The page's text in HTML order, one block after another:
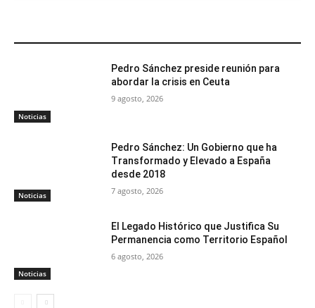
Noticias
Pedro Sánchez preside reunión para
abordar la crisis en Ceuta
9 agosto, 2026
Noticias
Pedro Sánchez: Un Gobierno que ha
Transformado y Elevado a España
desde 2018
7 agosto, 2026
Noticias
El Legado Histórico que Justifica Su
Permanencia como Territorio Español
6 agosto, 2026